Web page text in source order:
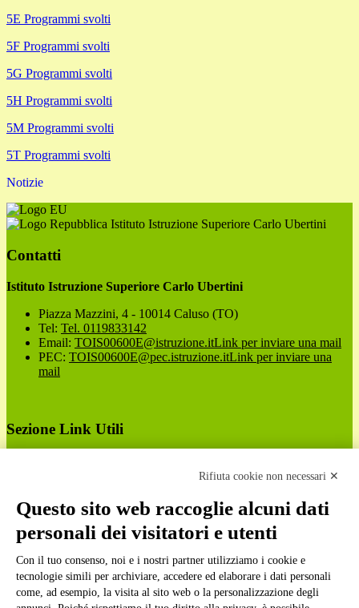
5E Programmi svolti
5F Programmi svolti
5G Programmi svolti
5H Programmi svolti
5M Programmi svolti
5T Programmi svolti
Notizie
Istituto Istruzione Superiore Carlo Ubertini
Contatti
Istituto Istruzione Superiore Carlo Ubertini
Piazza Mazzini, 4 - 10014 Caluso (TO)
Tel: Tel. 0119833142
Email: TOIS00600E@istruzione.itLink per inviare una mail
PEC: TOIS00600E@pec.istruzione.itLink per inviare una
mail
Sezione Link Utili
Ufficio Relazioni con il Pubblico
Dichiarazione di accessibilità
Obiettivi di accessibilità
Gestione consensi cookie
Amministrazione trasparente
Pagina visualizzata
4564 volte
Rifiuta cookie non necessari ✕
Questo sito web raccoglie alcuni dati
personali dei visitatori e utenti
Con il tuo consenso, noi e i nostri partner utilizziamo i cookie e
tecnologie simili per archiviare, accedere ed elaborare i dati personali
come, ad esempio, la visita al sito web o la personalizzazione degli